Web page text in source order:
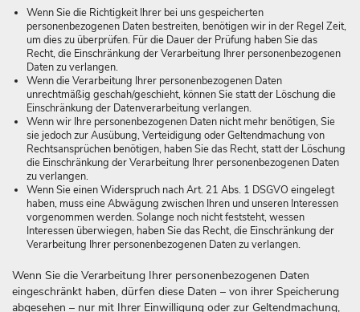
Wenn Sie die Richtigkeit Ihrer bei uns gespeicherten
personenbezogenen Daten bestreiten, benötigen wir in der Regel Zeit,
um dies zu überprüfen. Für die Dauer der Prüfung haben Sie das
Recht, die Einschränkung der Verarbeitung Ihrer personenbezogenen
Daten zu verlangen.
Wenn die Verarbeitung Ihrer personenbezogenen Daten
unrechtmäßig geschah/geschieht, können Sie statt der Löschung die
Einschränkung der Datenverarbeitung verlangen.
Wenn wir Ihre personenbezogenen Daten nicht mehr benötigen, Sie
sie jedoch zur Ausübung, Verteidigung oder Geltendmachung von
Rechtsansprüchen benötigen, haben Sie das Recht, statt der Löschung
die Einschränkung der Verarbeitung Ihrer personenbezogenen Daten
zu verlangen.
Wenn Sie einen Widerspruch nach Art. 21 Abs. 1 DSGVO eingelegt
haben, muss eine Abwägung zwischen Ihren und unseren Interessen
vorgenommen werden. Solange noch nicht feststeht, wessen
Interessen überwiegen, haben Sie das Recht, die Einschränkung der
Verarbeitung Ihrer personenbezogenen Daten zu verlangen.
Wenn Sie die Verarbeitung Ihrer personenbezogenen Daten
eingeschränkt haben, dürfen diese Daten – von ihrer Speicherung
abgesehen – nur mit Ihrer Einwilligung oder zur Geltendmachung,